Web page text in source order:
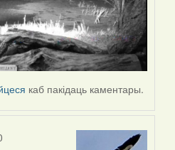
каб пакідаць каментары.